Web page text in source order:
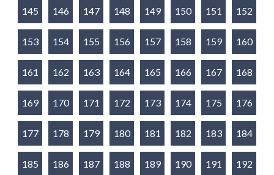
145 146 147 148 149 150 151 152
153 154 155 156 157 158 159 160
161 162 163 164 165 166 167 168
169 170 171 172 173 174 175 176
177 178 179 180 181 182 183 184
185 186 187 188 189 190 191 192